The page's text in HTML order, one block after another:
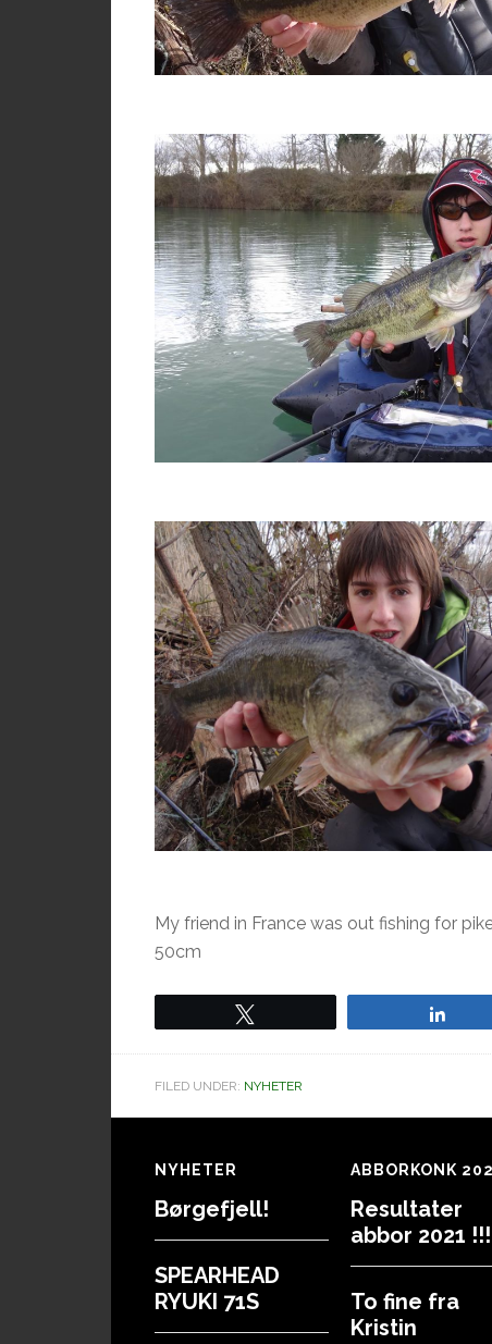
My friend in France was out fishing for
50cm
FILED UNDER: NYHETER
Footer
NYHETER
Børgefjell!
SPEARHEAD
RYUKI 71S
ABBORKONK
Resultater
abbor 2021
To fine fra
Kristin